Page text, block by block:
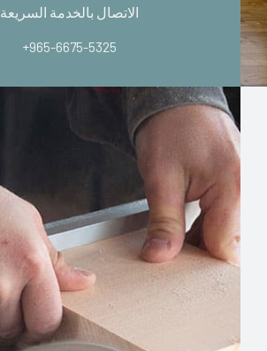
الاتصال بالخدمة السريعة
+965-6675-5325